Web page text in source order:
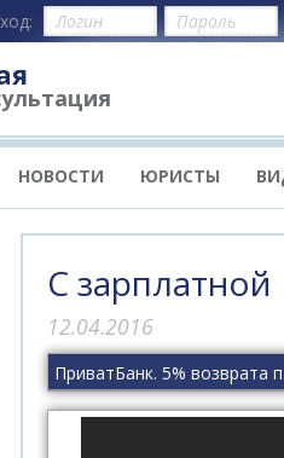
НОВОСТИ ЮРИСТЫ
С зарплатной
12.04.2016